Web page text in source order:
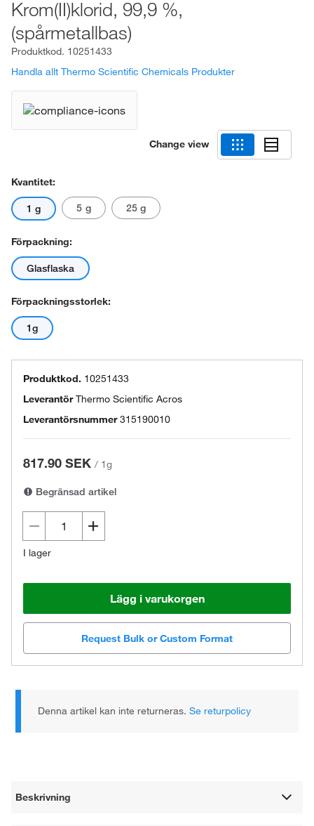
Krom(II)klorid, 99,9 %,
(spårmetallbas)
Produktkod. 10251433
Handla allt Thermo Scientific Chemicals Produkter
Change view
Kvantitet:
1 g 5 g 25 g
Förpackning:
Glasflaska
Förpackningsstorlek:
1g
Produktkod. 10251433
LeverantörThermo Scientific Acros
Leverantörsnummer 315190010
817.90 SEK / 1g
Begränsad artikel
I lager
Lägg i varukorgen
Request Bulk or Custom Format
Denna artikel kan inte returneras.Se returpolicy
Beskrivning